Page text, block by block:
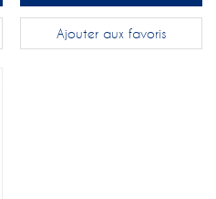
Ajouter aux favoris